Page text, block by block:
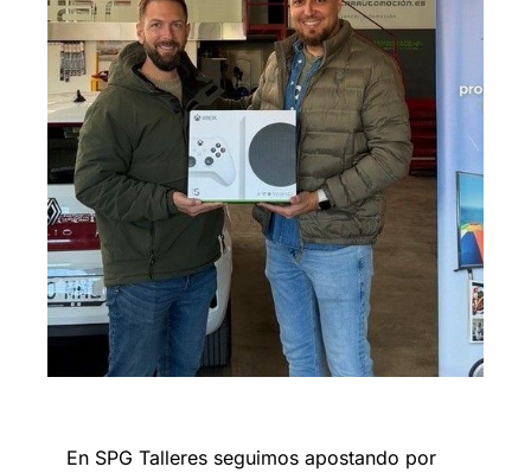
En SPG Talleres seguimos apostando por